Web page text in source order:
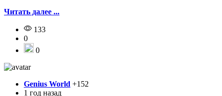
Читать далее ...
133
0
0
Genius World +152
1 год назад